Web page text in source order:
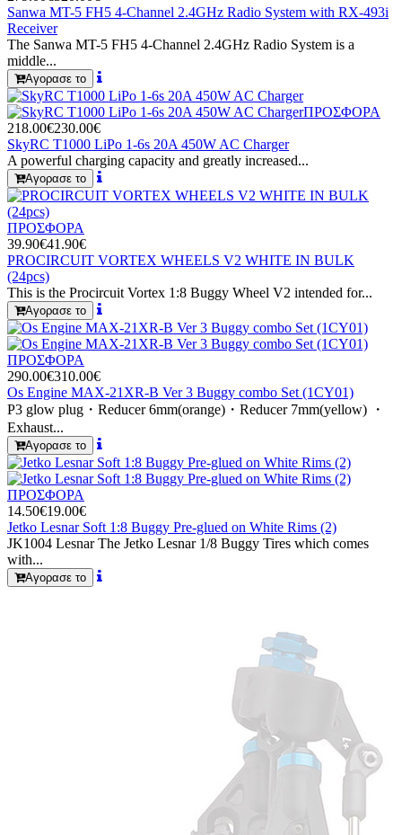
Sanwa MT-5 FH5 4-Channel 2.4GHz Radio System with RX-493i
Receiver
The Sanwa MT-5 FH5 4-Channel 2.4GHz Radio System is a
middle...
Αγορασε το
ΠΡΟΣΦΟΡΑ
218.00€230.00€
SkyRC T1000 LiPo 1-6s 20A 450W AC Charger
A powerful charging capacity and greatly increased...
Αγορασε το
ΠΡΟΣΦΟΡΑ
39.90€41.90€
PROCIRCUIT VORTEX WHEELS V2 WHITE IN BULK
(24pcs)
This is the Procircuit Vortex 1:8 Buggy Wheel V2 intended for...
Αγορασε το
ΠΡΟΣΦΟΡΑ
290.00€310.00€
Os Engine MAX-21XR-B Ver 3 Buggy combo Set (1CY01)
P3 glow plug・Reducer 6mm(orange)・Reducer 7mm(yellow) ・
Exhaust...
Αγορασε το
ΠΡΟΣΦΟΡΑ
14.50€19.00€
Jetko Lesnar Soft 1:8 Buggy Pre-glued on White Rims (2)
JK1004 Lesnar The Jetko Lesnar 1/8 Buggy Tires which comes
with...
Αγορασε το